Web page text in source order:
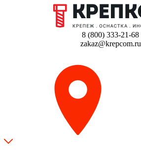
8 (800) 333-21-68
zakaz@krepcom.ru